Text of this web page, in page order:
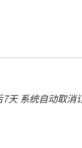
天 系统自动取消